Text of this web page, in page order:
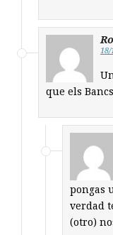
18/
que els
pongas
verdad
(otro)